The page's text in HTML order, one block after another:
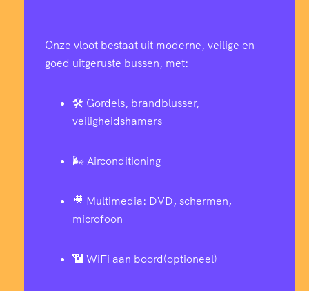
Onze vloot bestaat uit moderne, veilige en
goed uitgeruste bussen, met:
🛠️ Gordels, brandblusser,
veiligheidshamers
🌬️ Airconditioning
🎥 Multimedia: DVD, schermen,
microfoon
📶 WiFi aan boord(optioneel)